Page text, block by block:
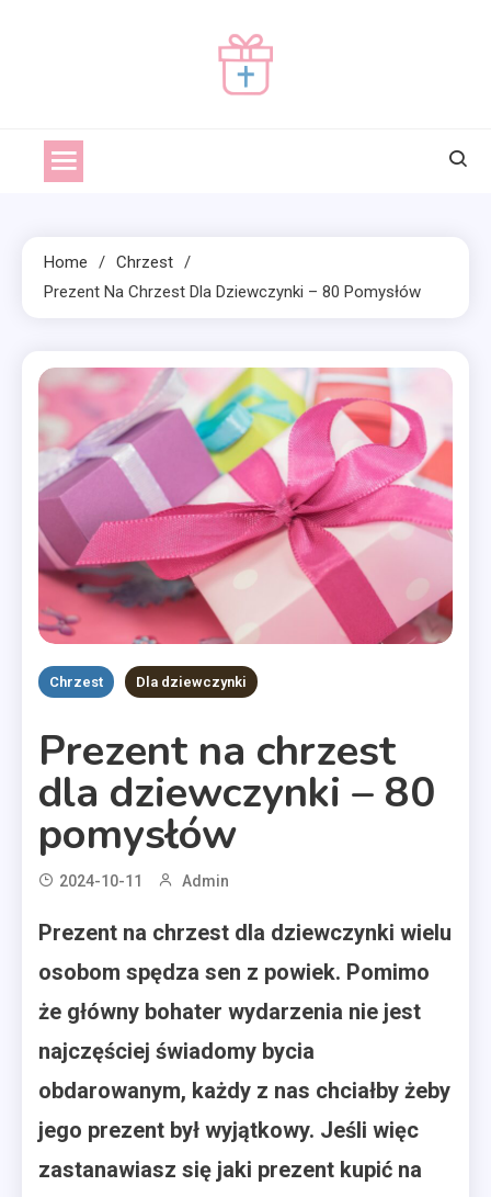
Home
Chrzest
Prezent Na Chrzest Dla Dziewczynki – 80 Pomysłów
Chrzest Dla dziewczynki
Prezent na chrzest
dla dziewczynki – 80
pomysłów
2024-10-11 Admin
Prezent na chrzest dla dziewczynki wielu
osobom spędza sen z powiek. Pomimo
że główny bohater wydarzenia nie jest
najczęściej świadomy bycia
obdarowanym, każdy z nas chciałby żeby
jego prezent był wyjątkowy. Jeśli więc
zastanawiasz się jaki prezent kupić na